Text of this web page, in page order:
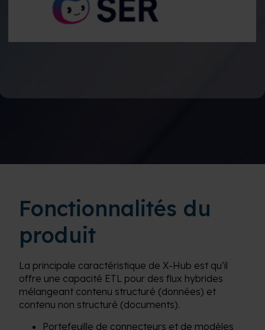
Fonctionnalités du
produit
La principale caractéristique de X-Hub est qu’il
offre une capacité ETL pour des flux hybrides
mélangeant contenu structuré (données) et
contenu non structuré (documents).
Portefeuille de connecteurs et de modèles